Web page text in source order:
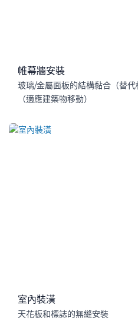
帷幕牆安裝
玻璃/金屬面板的結構黏合（替
（適應建築物移動）
室內裝潢
天花板和標誌的無縫安裝